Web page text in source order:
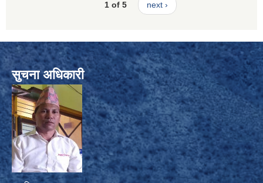
1 of 5 next ›
सुचना अधिकारी